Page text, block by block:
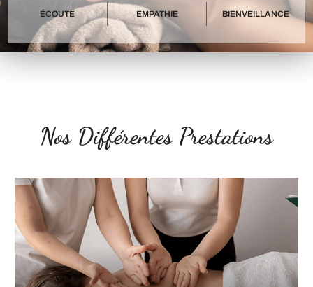
ÉCOUTE EMPATHIE BIENVEILLANCE
Nos Différentes Prestations